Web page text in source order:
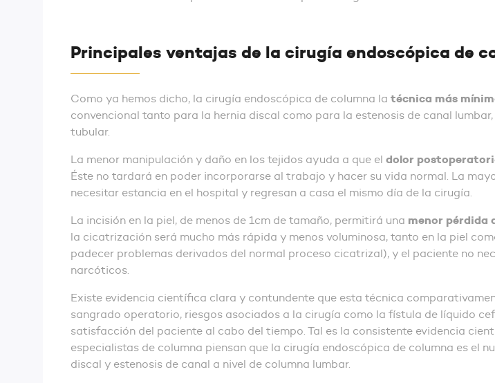
Principales ventajas de la cirugía endoscópica de
Como ya hemos dicho, la cirugía endoscópica de columna la técnica más
convencional tanto para la hernia discal como para la estenosis de canal
tubular.
La menor manipulación y daño en los tejidos ayuda a que el dolor
Éste no tardará en poder incorporarse al trabajo y hacer su vida normal. La
necesitar estancia en el hospital y regresan a casa el mismo día de la cirugía.
La incisión en la piel, de menos de 1cm de tamaño, permitirá una menor pérdida
la cicatrización será mucho más rápida y menos voluminosa, tanto en la piel
padecer problemas derivados del normal proceso cicatrizal), y el paciente no
narcóticos.
Existe evidencia científica clara y contundente que esta técnica
sangrado operatorio, riesgos asociados a la cirugía como la fístula de líquido
satisfacción del paciente al cabo del tiempo. Tal es la consistente evidencia
especialistas de columna piensan que la cirugía endoscópica de columna es el
discal y estenosis de canal a nivel de columna lumbar.